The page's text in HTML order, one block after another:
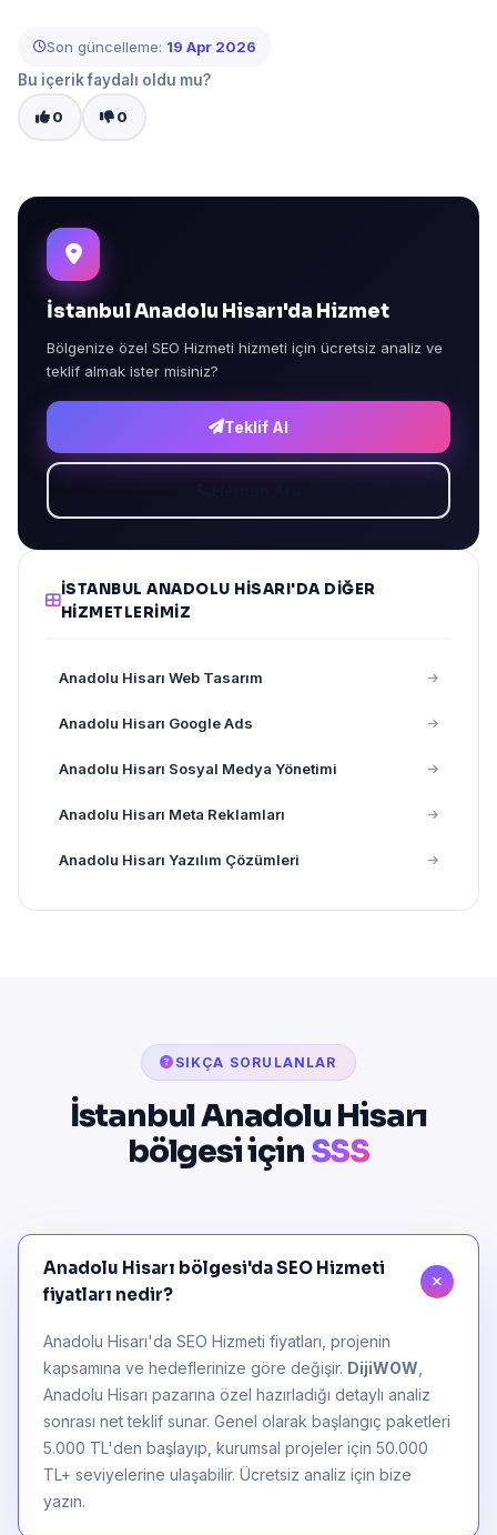
Son güncelleme: 19 Apr 2026
Bu içerik faydalı oldu mu?
0 0
İstanbul Anadolu Hisarı'da Hizmet
Bölgenize özel SEO Hizmeti hizmeti için ücretsiz analiz ve
teklif almak ister misiniz?
Teklif Al
İSTANBUL ANADOLU HISARI'DA DIĞER
HIZMETLERIMIZ
Anadolu Hisarı Web Tasarım
Anadolu Hisarı Google Ads
Anadolu Hisarı Sosyal Medya Yönetimi
Anadolu Hisarı Meta Reklamları
Anadolu Hisarı Yazılım Çözümleri
SIKÇA SORULANLAR
İstanbul Anadolu Hisarı
bölgesi için SSS
Anadolu Hisarı bölgesi'da SEO Hizmeti
fiyatları nedir?
Anadolu Hisarı'da SEO Hizmeti fiyatları, projenin
kapsamına ve hedeflerinize göre değişir. DijiWOW
Anadolu Hisarı pazarına özel hazırladığı detaylı analiz
sonrası net teklif sunar. Genel olarak başlangıç paketleri
5.000 TL'den başlayıp, kurumsal projeler için 50.000
TL+ seviyelerine ulaşabilir. Ücretsiz analiz için bize
yazın.